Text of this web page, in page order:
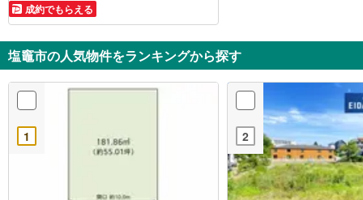
成約でもらえる
塩竈市の人気物件をランキングから探す
1 2